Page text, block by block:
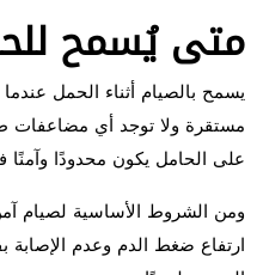
متى يُسمح
يسمح بالصيام أثناء الحمل
مستقرة ولا توجد أي مضاعفات
على الحامل يكون محدودًا
ومن الشروط الأساسية لصيام
ارتفاع ضغط الدم وعدم الإصابة